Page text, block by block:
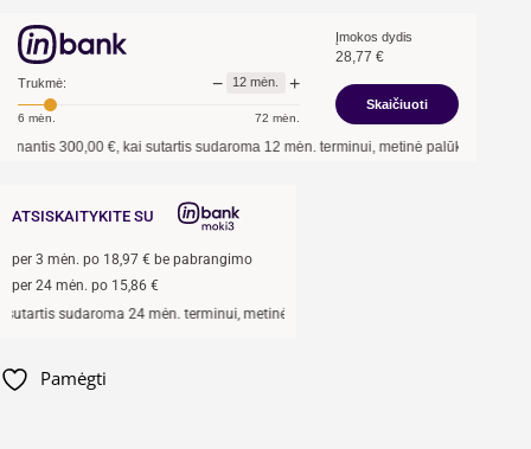
Trukmė: − 12 mėn. +
6 mėn. 72 mėn.
Įmokos dydis
28,77 €
Skaičiuoti
300,00 €, kai sutartis sudaroma12mėn. terminui, metinė palūkanų norma –
ATSISKAITYKITE SU
per 3 mėn. po 18,97 € be pabrangimo
per 24 mėn. po 15,86 €
sudaroma 24 mėn. terminui, metinė palūkanų norma –
Pamėgti